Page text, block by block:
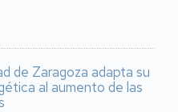
de Zaragoza adapta su
al aumento de las